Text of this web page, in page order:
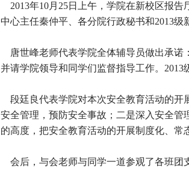
2013年10月25日上午，学院在新校区报告
中心主任秦仲平、各分院行政秘书和2013
唐世峰老师代表学院全体辅导员做出承诺
并请学院领导和同学们监督指导工作。
段廷良代表学院对本次安全教育活动的开
安全管理，预防安全事故；二是深入安全
的高度，把安全教育活动的开展制度化、常
会后，与会老师与同学一道参观了各班团